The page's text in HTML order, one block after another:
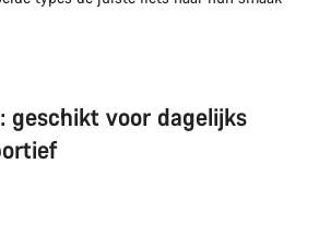
geschikt voor dagelijks